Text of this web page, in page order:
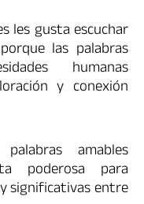
les gusta escuchar
las palabras
humanas
y conexión
amables
poderosa para
significativas entre